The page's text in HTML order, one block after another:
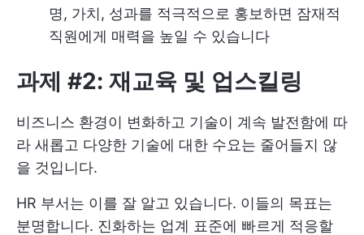
명, 가치, 성과를 적극적으로 홍보하면 잠재적
직원에게 매력을 높일 수 있습니다
과제 #2: 재교육 및 업스킬링
비즈니스 환경이 변화하고 기술이 계속 발전함에 따
라 새롭고 다양한 기술에 대한 수요는 줄어들지 않
을 것입니다.
HR 부서는 이를 잘 알고 있습니다. 이들의 목표는
분명합니다. 진화하는 업계 표준에 빠르게 적응할